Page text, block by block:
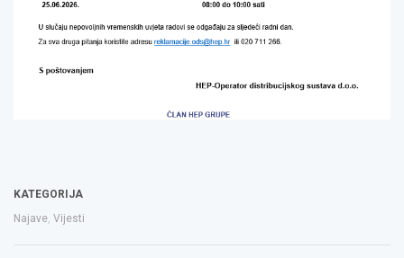
KATEGORIJA
Najave, Vijesti